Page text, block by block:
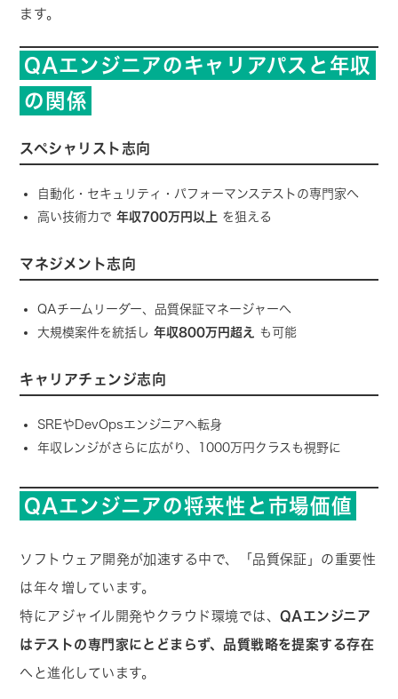
ます。
QAエンジニアのキャリアパスと年収
の関係
スペシャリスト志向
自動化・セキュリティ・パフォーマンステストの専門家へ
高い技術力で年収700万円以上 を狙える
マネジメント志向
QAチームリーダー、品質保証マネージャーへ
大規模案件を統括し年収800万円超え も可能
キャリアチェンジ志向
SREやDevOpsエンジニアへ転身
年収レンジがさらに広がり、1000万円クラスも視野に
QAエンジニアの将来性と市場価値
ソフトウェア開発が加速する中で、「品質保証」の重要性
は年々増しています。
特にアジャイル開発やクラウド環境では、 QAエンジニア
はテストの専門家にとどまらず、品質戦略を提案する存在
へと進化しています。